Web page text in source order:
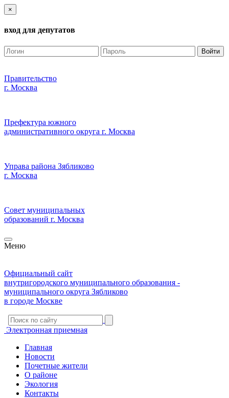
×
вход для депутатов
Войти
Правительство
г. Москва
Префектура южного
административного округа г. Москва
Управа района Зябликово
г. Москва
Совет муниципальных
образований г. Москва
Меню
Официальный сайт
внутригородского муниципального образования -
муниципального округа Зябликово
в городе Москве
Электронная приемная
Главная
Новости
Почетные жители
О районе
Экология
Контакты